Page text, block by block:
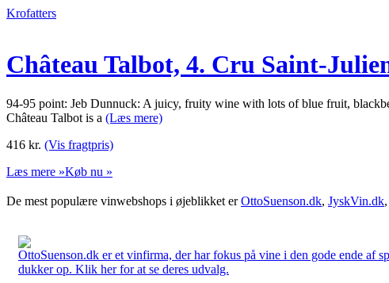
Krofatters
Château Talbot, 4. Cru Saint-
94-95 point: Jeb Dunnuck: A juicy, fruity wine with lots of blue fruit,
Château Talbot is a (Læs mere)
416 kr. (Vis fragtpris)
Læs mere »Køb nu »
De mest populære vinwebshops i øjeblikket erOttoSuenson.dk, JyskVin.dk,
OttoSuenson.dk er et vinfirma, der har fokus på vine i den gode ende af
dukker op. Klik her for at se deres udvalg.